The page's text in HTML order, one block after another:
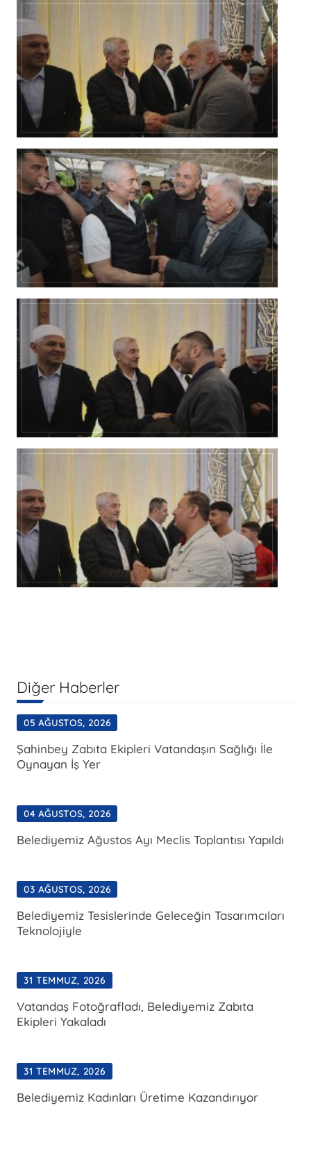
Diğer Haberler
05 AĞUSTOS, 2026
Şahinbey Zabıta Ekipleri Vatandaşın Sağlığı İle
Oynayan İş Yer
04 AĞUSTOS, 2026
Belediyemiz Ağustos Ayı Meclis Toplantısı Yapıldı
03 AĞUSTOS, 2026
Belediyemiz Tesislerinde Geleceğin Tasarımcıları
Teknolojiyle
31 TEMMUZ, 2026
Vatandaş Fotoğrafladı, Belediyemiz Zabıta
Ekipleri Yakaladı
31 TEMMUZ, 2026
Belediyemiz Kadınları Üretime Kazandırıyor